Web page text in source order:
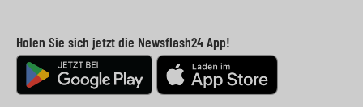
Holen Sie sich jetzt die Newsflash24 App!